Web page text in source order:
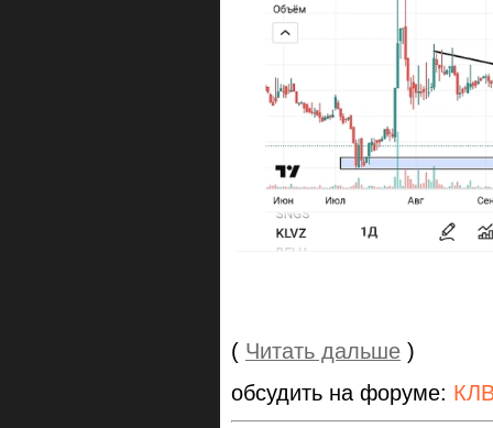
( Читать дальше )
обсудить на форуме: